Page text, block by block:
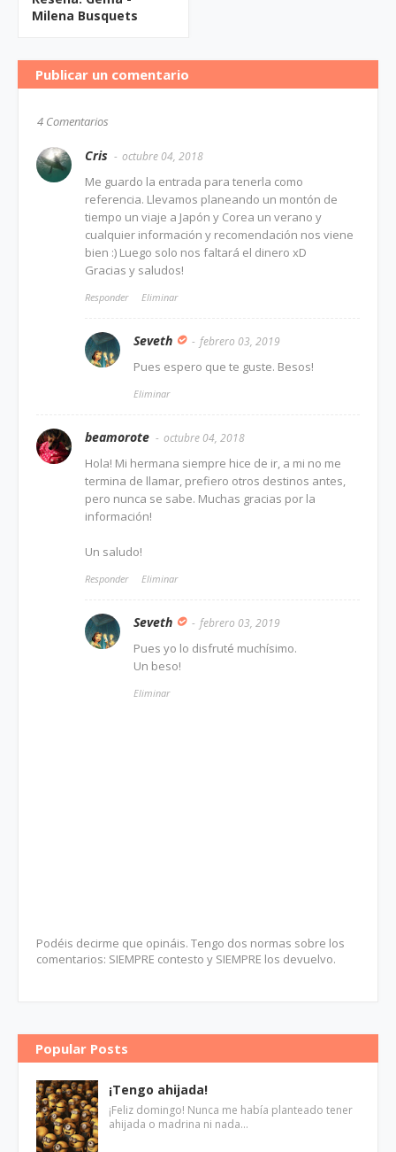
Milena Busquets
Publicar un comentario
4 Comentarios
Cris octubre 04, 2018
Me guardo la entrada para tenerla como
referencia. Llevamos planeando un montón de
tiempo un viaje a Japón y Corea un verano y
cualquier información y recomendación nos viene
bien :) Luego solo nos faltará el dinero xD
Gracias y saludos!
Responder Eliminar
Seveth febrero 03, 2019
Pues espero que te guste. Besos!
Eliminar
beamorote octubre 04, 2018
Hola! Mi hermana siempre hice de ir, a mi no me
termina de llamar, prefiero otros destinos antes,
pero nunca se sabe. Muchas gracias por la
información!
Un saludo!
Responder Eliminar
Seveth febrero 03, 2019
Pues yo lo disfruté muchísimo.
Un beso!
Eliminar
Podéis decirme que opináis. Tengo dos normas sobre los
comentarios: SIEMPRE contesto y SIEMPRE los devuelvo.
Popular Posts
¡Tengo ahijada!
¡Feliz domingo! Nunca me había planteado tener
ahijada o madrina ni nada…